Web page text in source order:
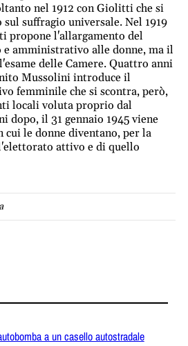
nel 1912 con Giolitti che si
suffragio universale. Nel 1919
propone l'allargamento del
amministrativo alle donne, ma il
delle Camere. Quattro anni
Mussolini introduce il
femminile che si scontra, però,
locali voluta proprio dal
dopo, il 31 gennaio 1945 viene
cui le donne diventano, per la
attivo e di quello
a un casello autostradale